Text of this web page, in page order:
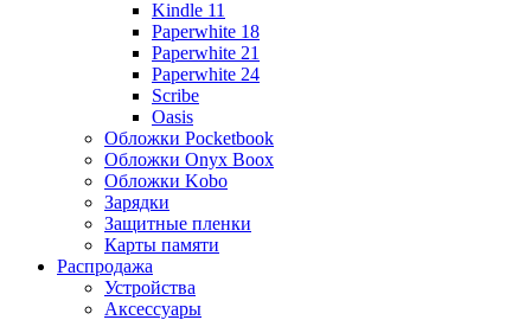
Kindle 11
Paperwhite 18
Paperwhite 21
Paperwhite 24
Scribe
Oasis
Обложки Pocketbook
Обложки Onyx Boox
Обложки Kobo
Зарядки
Защитные пленки
Карты памяти
Распродажа
Устройства
Аксессуары